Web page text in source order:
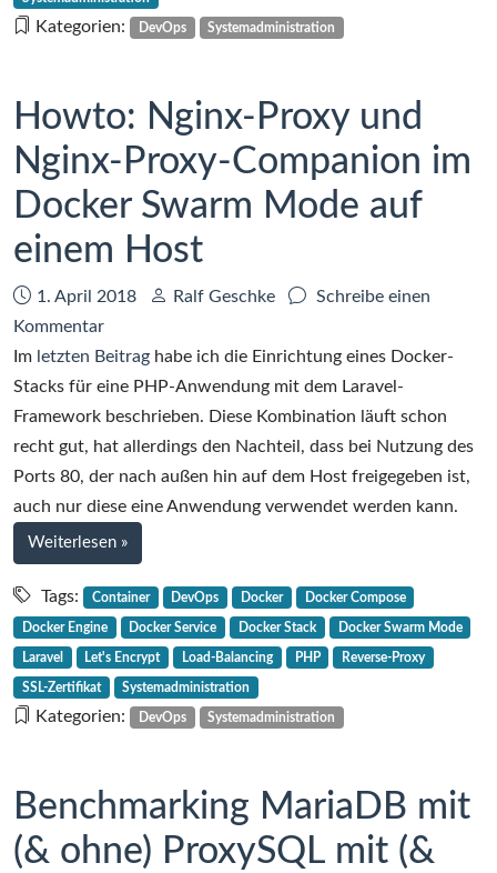
Nginx-
Proxy
Kategorien: DevOps Systemadministration
Howto: Nginx-Proxy und
Nginx-Proxy-Companion im
Docker Swarm Mode auf
einem Host
Datum:
1. April 2018 Autor:
Ralf Geschke
Schreibe einen
Kommentarzu
Howto:
Nginx-
Proxy
und
Nginx-
Proxy-
Companion
im
Docker
Swarm
Mode
auf
einem
Im letzten Beitrag habe ich die Einrichtung eines Docker-
Stacks für eine PHP-Anwendung mit dem Laravel-
Framework beschrieben. Diese Kombination läuft schon
recht gut, hat allerdings den Nachteil, dass bei Nutzung des
Ports 80, der nach außen hin auf dem Host freigegeben ist,
auch nur diese eine Anwendung verwendet werden kann.
Weiterlesen bei
Howto:
Nginx-
Proxy
und
Nginx-
Proxy-
Companion
Swarm
Mode
auf
»
Tags: Container DevOps Docker Docker Compose
Docker Engine Docker Service Docker Stack Docker Swarm Mode
Laravel Let's Encrypt Load-Balancing PHP Reverse-Proxy
SSL-Zertifikat Systemadministration
Kategorien: DevOps Systemadministration
Benchmarking MariaDB mit
(& ohne) ProxySQL mit (&